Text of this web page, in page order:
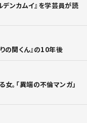
デンカムイ』を学芸員が読
の関くん』の10年後
。「異端の不倫マンガ」